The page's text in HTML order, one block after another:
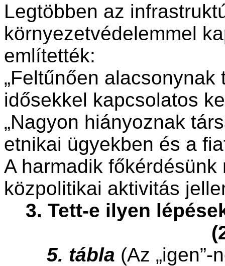
Legtöbben az
környezetvédelemmel
említették:
„Feltűnően
idősekkel kapcsolatos
„Nagyon hiányoznak
etnikai ügyekben és a
A harmadik
közpolitikai aktivitás
3. Tett-e ilyen
5. tábla (Az